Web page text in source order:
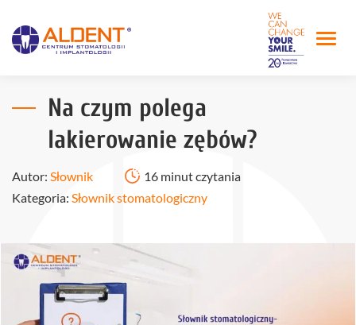
Na czym polega
lakierowanie zębów?
Autor: Słownik
16 minut czytania
Kategoria: Słownik stomatologiczny